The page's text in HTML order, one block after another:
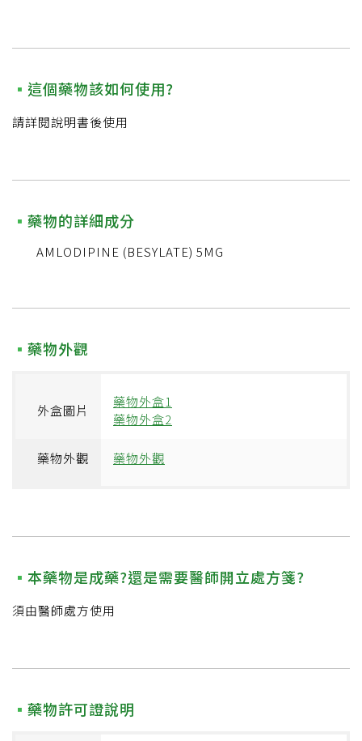
這個藥物該如何使用?
請詳閱說明書後使用
藥物的詳細成分
AMLODIPINE (BESYLATE) 5MG
藥物外觀
外盒圖片
藥物外盒1
藥物外盒2
藥物外觀 藥物外觀
本藥物是成藥?還是需要醫師開立處方箋?
須由醫師處方使用
藥物許可證說明